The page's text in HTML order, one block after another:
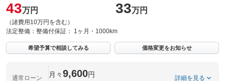
43万円
（諸費用10万円を含む）
33万円
法定整備： 整備付保証： 1ヶ月・1000km
希望予算で相談してみる 価格変更をお知らせ
通常ローン 月々9,600円 詳細を見る